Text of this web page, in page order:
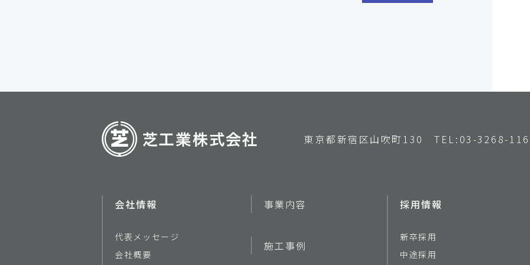
東京都新宿区山吹町130TEL:03-3268-
会社情報
代表メッセージ
会社概要
事業内容
施工事例
採用情報
新卒採用
中途採用